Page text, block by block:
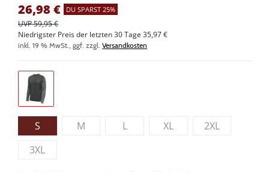
26,98 € DU SPARST 25%
UVP 59,95 €
Niedrigster Preis der letzten 30 Tage 35,97 €
inkl. 19 % MwSt., ggf. zzgl. Versandkosten
S M L XL
2XL
3XL